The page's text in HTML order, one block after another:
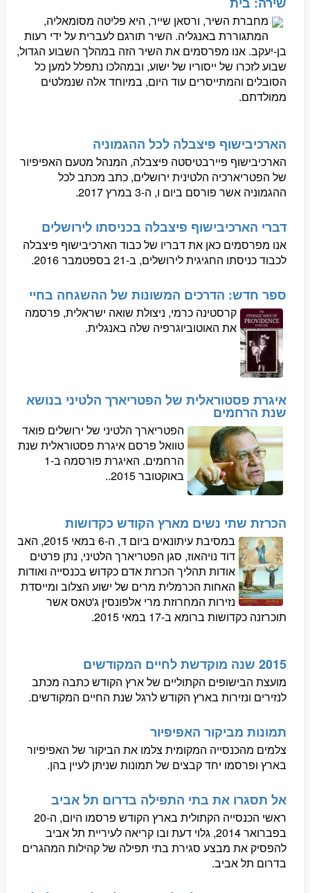
מחברת השיר, ורסאן שייר, היא פליטה מסומאליה,
המתגוררת באנגליה. השיר תורגם לעברית על ידי רעות
בן-יעקב. אנו מפרסמים את השיר הזה במהלך השבוע הגדול,
שבוע לזכרו של ייסוריו של ישוע, ובמהלכו נתפלל למען כל
הסובלים והמתייסרים עוד היום, במיוחד אלה שנמלטים
ממולדתם.
הארכיבישוף פיצבלה לכל ההגמוניה
הארכיבישוף פיירבטיסטה פיצבלה, המנהל מטעם האפיפיור
של הפטריארכיה הלטינית ירושלים, כתב מכתב לכל
ההגמוניה אשר פורסם ביום ו, ה-3 במרץ 2017.
דברי הארכיבישוף פיצבלה בכניסתו לירושלים
אנו מפרסמים כאן את דבריו של כבוד הארכיבישוף פיצבלה
לכבוד כניסתו החגיגית לירושלים, ב-21 בספטמבר 2016.
ספר חדש: הדרכים המשונות של ההשגחה בחיי
קרסטינה כרמי, ניצולת שואה ישראלית, פרסמה
את האוטוביוגרפיה שלה באנגלית.
איגרת פסטוראלית של הפטריארך הלטיני בנושא
שנת הרחמים
הפטריארך הלטיני של ירושלים פואד
טוואל פרסם איגרת פסטוראלית שנת
הרחמים. האיגרת פורסמה ב-1
באוקטובר 2015..
הכרזת שתי נשים מארץ הקודש כקדושות
במסיבת עיתונאים ביום ד, ה-6 במאי 2015, האב
דוד נויהאוז, סגן הפטריארך הלטיני, נתן פרטים
אודות תהליך הכרזת אדם כקדוש בכנסייה ואודות
האחות הכרמלית מרים של ישוע הצלוב ומייסדת
נזירות המחרוזת מרי אלפונסין ג'טאס אשר
תוכרזנה כקדושות ברומא ב-17 במאי 2015.
2015 שנה מוקדשת לחיים המקודשים
מועצת הבישופים הקתוליים של ארץ הקודש כתבה מכתב
לנזירים ונזירות בארץ הקודש לרגל שנת החיים המקודשים.
תמונות מביקור האפיפיור
צלמים מהכנסייה המקומית צלמו את הביקור של האפיפיור
בארץ ופרסמו יחד קבצים של תמונות שניתן לעיין בהן.
אל תסגרו את בתי התפילה בדרום תל אביב
ראשי הכנסייה הקתולית בארץ הקודש פרסמו היום, ה-20
בפברואר 2014, גלוי דעת ובו קריאה לעיריית תל אביב
להפסיק את מבצע סגירת בתי תפילה של קהילות המהגרים
בדרום תל אביב.